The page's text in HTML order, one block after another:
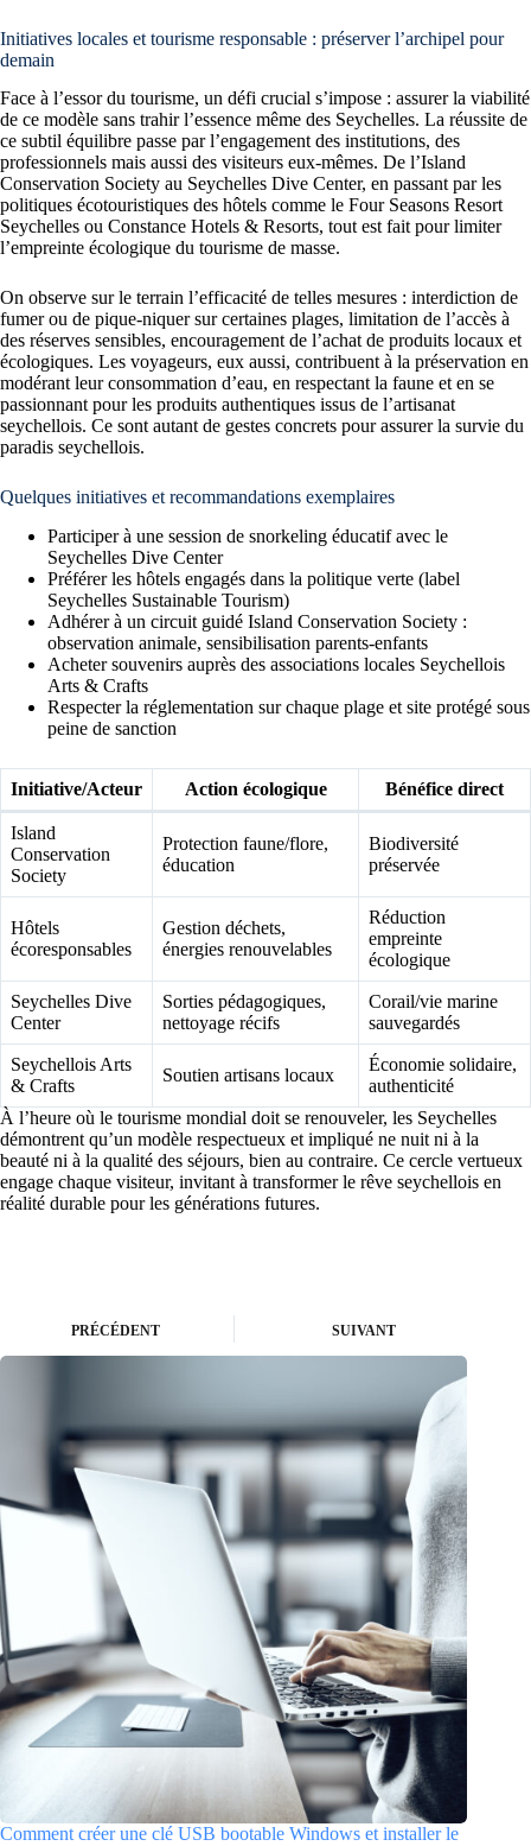
Initiatives locales et tourisme responsable : préserver l’archipel pour
demain
Face à l’essor du tourisme, un défi crucial s’impose : assurer la viabilité
de ce modèle sans trahir l’essence même des Seychelles. La réussite de
ce subtil équilibre passe par l’engagement des institutions, des
professionnels mais aussi des visiteurs eux-mêmes. De l’Island
Conservation Society au Seychelles Dive Center, en passant par les
politiques écotouristiques des hôtels comme le Four Seasons Resort
Seychelles ou Constance Hotels & Resorts, tout est fait pour limiter
l’empreinte écologique du tourisme de masse.
On observe sur le terrain l’efficacité de telles mesures : interdiction de
fumer ou de pique-niquer sur certaines plages, limitation de l’accès à
des réserves sensibles, encouragement de l’achat de produits locaux et
écologiques. Les voyageurs, eux aussi, contribuent à la préservation en
modérant leur consommation d’eau, en respectant la faune et en se
passionnant pour les produits authentiques issus de l’artisanat
seychellois. Ce sont autant de gestes concrets pour assurer la survie du
paradis seychellois.
Quelques initiatives et recommandations exemplaires
Participer à une session de snorkeling éducatif avec le
Seychelles Dive Center
Préférer les hôtels engagés dans la politique verte (label
Seychelles Sustainable Tourism)
Adhérer à un circuit guidé Island Conservation Society :
observation animale, sensibilisation parents-enfants
Acheter souvenirs auprès des associations locales Seychellois
Arts & Crafts
Respecter la réglementation sur chaque plage et site protégé sous
peine de sanction
Initiative/Acteur Action écologique Bénéfice direct
Island
Conservation
Society
Protection faune/flore,
éducation
Biodiversité
préservée
Hôtels
écoresponsables
Gestion déchets,
énergies renouvelables
Réduction
empreinte
écologique
Seychelles Dive
Center
Sorties pédagogiques,
nettoyage récifs
Corail/vie marine
sauvegardés
Seychellois Arts
& Crafts
Soutien artisans locaux
Économie solidaire,
authenticité
À l’heure où le tourisme mondial doit se renouveler, les Seychelles
démontrent qu’un modèle respectueux et impliqué ne nuit ni à la
beauté ni à la qualité des séjours, bien au contraire. Ce cercle vertueux
engage chaque visiteur, invitant à transformer le rêve seychellois en
réalité durable pour les générations futures.
PRÉCÉDENT SUIVANT
Comment créer une clé USB bootable Windows et installer le